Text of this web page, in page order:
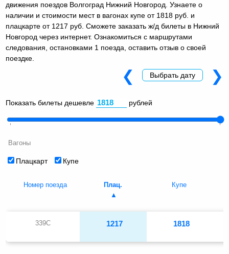
движения поездов Волгоград Нижний Новгород. Узнаете о
наличии и стоимости мест в вагонах купе от 1818 руб. и
плацкарте от 1217 руб. Сможете заказать ж/д билеты в Нижний
Новгород через интернет. Ознакомиться с маршрутами
следования, остановками 1 поезда, оставить отзыв о своей
поездке.
Показать билеты дешевле рублей
Вагоны
Плацкарт Купе
❮ Выбрать дату ❯
Номер поезда Плац. Купе
339С 1217 1818